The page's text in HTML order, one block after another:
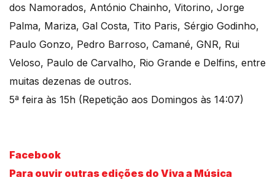
dos Namorados, António Chainho, Vitorino, Jorge
Palma, Mariza, Gal Costa, Tito Paris, Sérgio Godinho,
Paulo Gonzo, Pedro Barroso, Camané, GNR, Rui
Veloso, Paulo de Carvalho, Rio Grande e Delfins, entre
muitas dezenas de outros.
5ª feira às 15h (Repetição aos Domingos às 14:07)
Facebook
Para ouvir outras edições do Viva a Música